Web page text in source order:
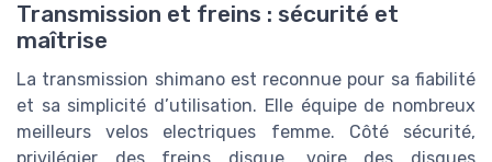
Transmission et freins : sécurité et
maîtrise
La transmission shimano est reconnue pour sa fiabilité
et sa simplicité d’utilisation. Elle équipe de nombreux
meilleurs velos electriques femme. Côté sécurité,